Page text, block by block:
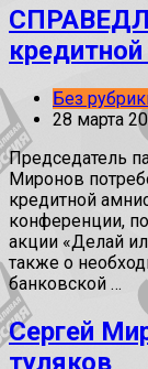
Без
28 марта
Председатель
Миронов
кредитной
конференции,
акции «Делай
также о
банковской …
Сергей
туляков